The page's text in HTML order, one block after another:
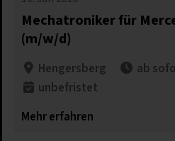
Mechatroniker für
(m/w/d)
Hengersberg ab
unbefristet
Mehr erfahren